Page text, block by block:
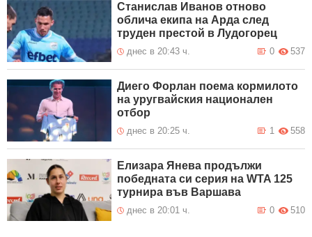
Станислав Иванов отново
облича екипа на Арда след
труден престой в Лудогорец
днес в 20:43 ч. 537
0
Диего Форлан поема кормилото
на уругвайския национален
отбор
днес в 20:25 ч. 558
1
Елизара Янева продължи
победната си серия на WTA 125
турнира във Варшава
днес в 20:01 ч. 510
0